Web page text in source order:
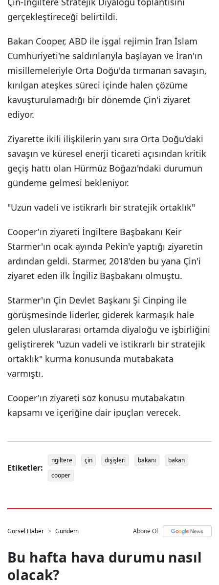
gerçekleştireceği belirtildi.
Bakan Cooper, ABD ile işgal rejimin İran İslam
Cumhuriyeti'ne saldırılarıyla başlayan ve İran'ın
misillemeleriyle Orta Doğu'da tırmanan savaşın,
kırılgan ateşkes süreci içinde halen çözüme
kavuşturulamadığı bir dönemde Çin'i ziyaret
ediyor.
Ziyarette ikili ilişkilerin yanı sıra Orta Doğu'daki
savaşın ve küresel enerji ticareti açısından kritik
geçiş hattı olan Hürmüz Boğazı'ndaki durumun
gündeme gelmesi bekleniyor.
"Uzun vadeli ve istikrarlı bir stratejik ortaklık"
Cooper'ın ziyareti İngiltere Başbakanı Keir
Starmer'ın ocak ayında Pekin'e yaptığı ziyaretin
ardından geldi. Starmer, 2018'den bu yana Çin'i
ziyaret eden ilk İngiliz Başbakanı olmuştu.
Starmer'ın Çin Devlet Başkanı Şi Cinping ile
görüşmesinde liderler, giderek karmaşık hale
gelen uluslararası ortamda diyaloğu ve işbirliğini
geliştirerek "uzun vadeli ve istikrarlı bir stratejik
ortaklık" kurma konusunda mutabakata
varmıştı.
Cooper'ın ziyareti söz konusu mutabakatın
kapsamı ve içeriğine dair ipuçları verecek.
Etiketler:
ngiltere çin dışişleri bakanı
bakan
cooper
Görsel Haber Gündem Abone Ol
Bu hafta hava durumu nasıl
olacak?